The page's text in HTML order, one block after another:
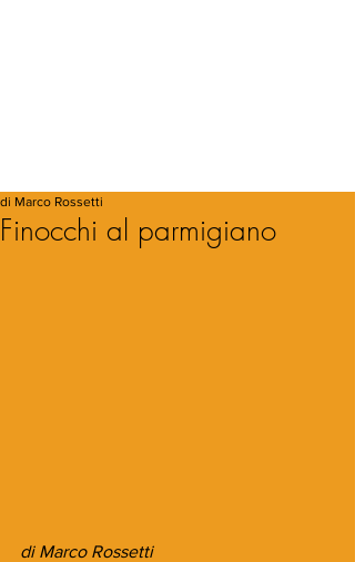
Finocchi al parmigiano
di Marco Rossetti
di Marco Rossetti